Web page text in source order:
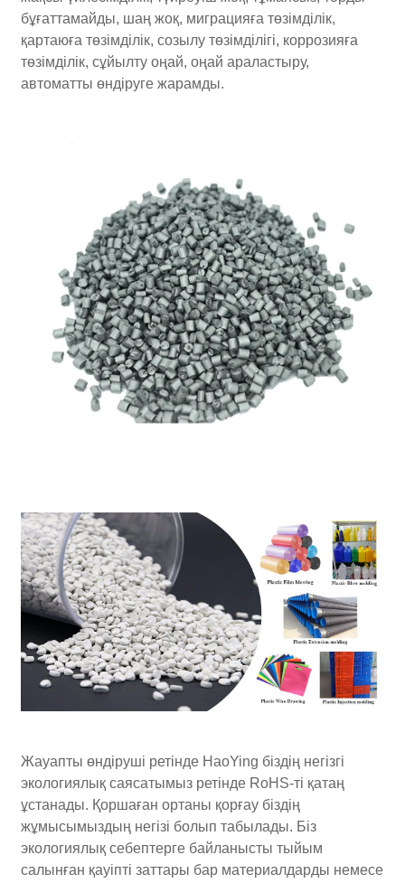
бұғаттамайды, шаң жоқ, миграцияға төзімділік,
қартаюға төзімділік, созылу төзімділігі, коррозияға
төзімділік, сұйылту оңай, оңай араластыру,
автоматты өндіруге жарамды.
Жауапты өндіруші ретінде HaoYing біздің негізгі
экологиялық саясатымыз ретінде RoHS-ті қатаң
ұстанады. Қоршаған ортаны қорғау біздің
жұмысымыздың негізі болып табылады. Біз
экологиялық себептерге байланысты тыйым
салынған қауіпті заттары бар материалдарды немесе